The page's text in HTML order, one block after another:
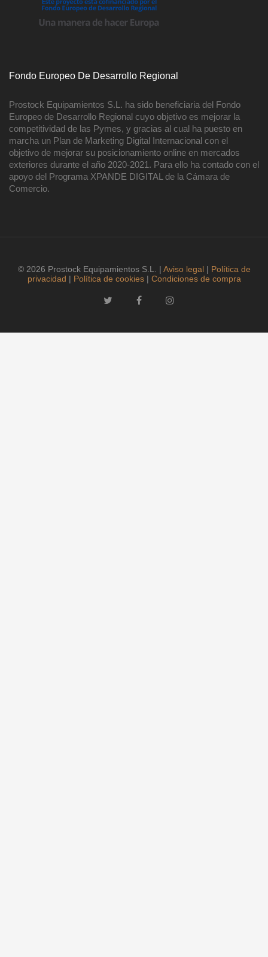
Fondo Europeo De Desarrollo Regional
Prostock Equipamientos S.L. ha sido beneficiaria del Fondo
Europeo de Desarrollo Regional cuyo objetivo es mejorar la
competitividad de las Pymes, y gracias al cual ha puesto en
marcha un Plan de Marketing Digital Internacional con el
objetivo de mejorar su posicionamiento online en mercados
exteriores durante el año 2020-2021. Para ello ha contado con el
apoyo del Programa XPANDE DIGITAL de la Cámara de
Comercio.
© 2026 Prostock Equipamientos S.L. | Aviso legal| Política de
privacidad | Política de cookies| Condiciones de compra